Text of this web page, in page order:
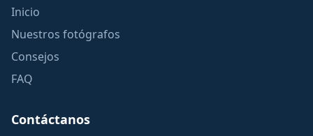
Inicio
Nuestros fotógrafos
Consejos
FAQ
Contáctanos